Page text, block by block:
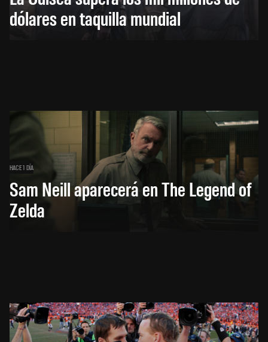
dólares en taquilla mundial
HACE 1 DÍA
Sam Neill aparecerá en The Legend of
Zelda